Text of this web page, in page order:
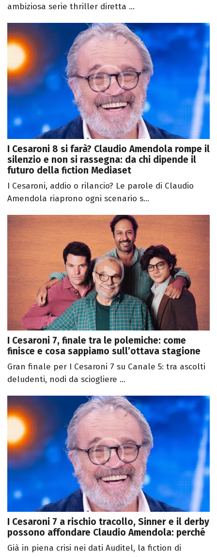
ambiziosa serie thriller diretta ...
I Cesaroni 8 si farà? Claudio Amendola rompe il
silenzio e non si rassegna: da chi dipende il
futuro della fiction Mediaset
I Cesaroni, addio o rilancio? Le parole di Claudio
Amendola riaprono ogni scenario s...
I Cesaroni 7, finale tra le polemiche: come
finisce e cosa sappiamo sull’ottava stagione
Gran finale per I Cesaroni 7 su Canale 5: tra ascolti
deludenti, nodi da sciogliere ...
I Cesaroni 7 a rischio tracollo, Sinner e il derby
possono affondare Claudio Amendola: perché
Già in piena crisi nei dati Auditel, la fiction di